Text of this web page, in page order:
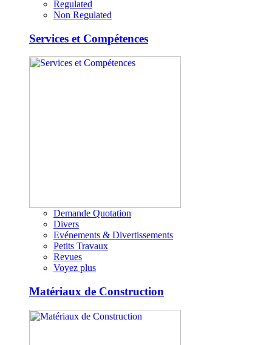
Regulated
Non Regulated
Services et Compétences
Demande Quotation
Divers
Evénements & Divertissements
Petits Travaux
Revues
Voyez plus
Matériaux de Construction